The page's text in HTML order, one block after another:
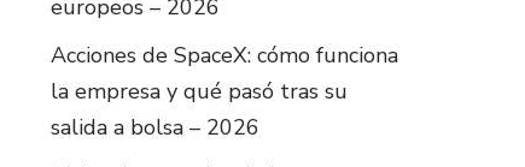
europeos – 2026
Acciones de SpaceX: cómo funciona
la empresa y qué pasó tras su
salida a bolsa – 2026